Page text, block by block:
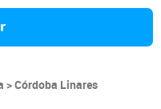
Córdoba Linares